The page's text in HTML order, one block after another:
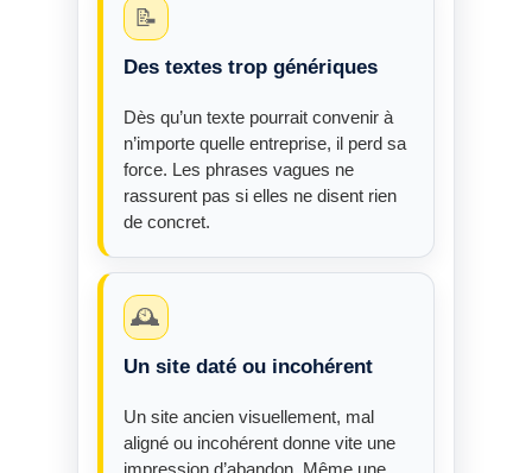
📝
Des textes trop génériques
Dès qu’un texte pourrait convenir à
n’importe quelle entreprise, il perd sa
force. Les phrases vagues ne
rassurent pas si elles ne disent rien
de concret.
🕰️
Un site daté ou incohérent
Un site ancien visuellement, mal
aligné ou incohérent donne vite une
impression d’abandon. Même une